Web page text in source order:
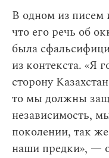
В одном из
что его речь об
была
из контекста. «Я
сторону
то мы должны
независимость,
поколении, так
наши предки», —